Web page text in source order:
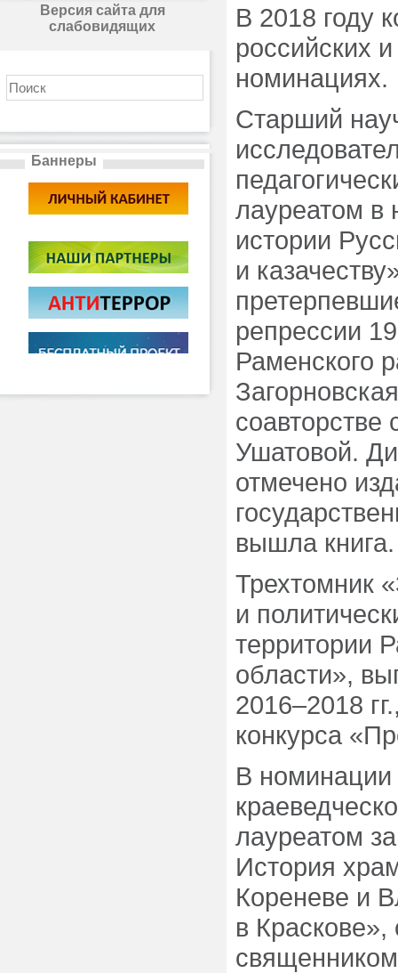
Версия сайта для
слабовидящих
Баннеры
В 2018 году
российских
номинациях.
Старший
лауреатом в
истории
и
репрессии
Раменского
Ушатовой.
отмечено
вышла книга.
Трехтомник
и
территории
области»,
2016–2018
конкурса
В
лауреатом
История
Кореневе и
в